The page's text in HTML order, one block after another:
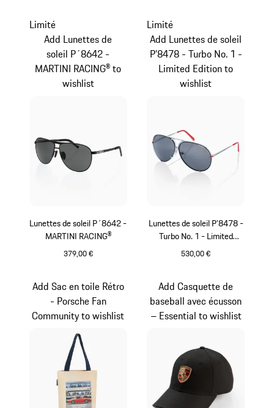
Lunettes de soleil P´8642 -
MARTINI RACING®
379,00 €
Limité
Add Lunettes de
soleil P´8642 -
MARTINI RACING® to
wishlist
Lunettes de soleil P’8478 -
Turbo No. 1 - Limited
Edition
530,00 €
Limité
Add Lunettes de soleil
P’8478 - Turbo No. 1 -
Limited Edition to
wishlist
Add Sac en toile Rétro
- Porsche Fan
Community to wishlist
Add Casquette de
baseball avec écusson
– Essential to wishlist